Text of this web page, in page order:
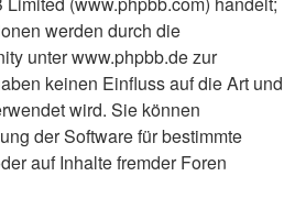
werden durch die
unter www.phpbb.de zur
keinen Einfluss auf die Art und
wird. Sie können
der Software für bestimmte
auf Inhalte fremder Foren